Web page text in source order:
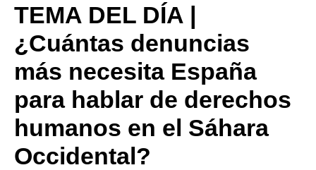
TEMA DEL DÍA |
¿Cuántas denuncias
más necesita España
para hablar de derechos
humanos en el Sáhara
Occidental?